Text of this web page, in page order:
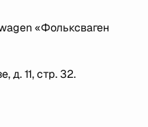
«Фольксваген
д. 11, стр. 32.